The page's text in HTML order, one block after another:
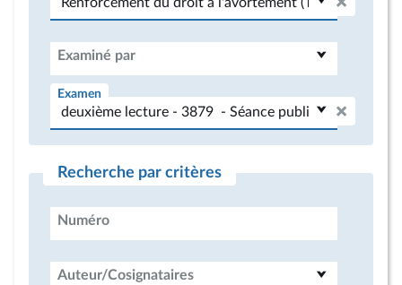
Examiné par
Examen
Recherche par critères
Numéro
Auteur/Cosignataires